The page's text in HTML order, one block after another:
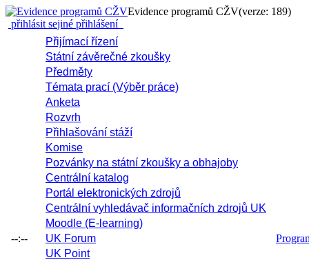
Evidence programů CŽV(verze: 189)
přihlásit sejiné přihlášení
--:--
Přijímací řízení
Státní závěrečné zkoušky
Předměty
Témata prací (Výběr práce)
Anketa
Rozvrh
Přihlašování stáží
Komise
Pozvánky na státní zkoušky a obhajoby
Centrální katalog
Portál elektronických zdrojů
Centrální vyhledávač informačních zdrojů UK
Moodle (E-learning)
UK Forum
UK Point